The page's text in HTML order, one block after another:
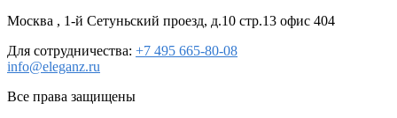
Москва , 1-й Сетуньский проезд, д.10 стр.13 офис 404
Для сотрудничества: +7 495 665-80-08
info@eleganz.ru
Все права защищены